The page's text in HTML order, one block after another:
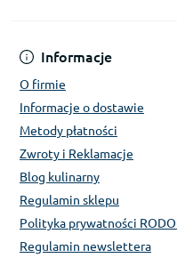
Informacje
O firmie
Informacje o dostawie
Metody płatności
Zwroty i Reklamacje
Blog kulinarny
Regulamin sklepu
Polityka prywatności
Regulamin newslettera